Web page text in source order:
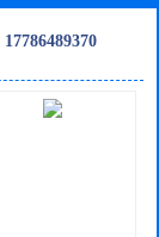
48-9
17786489370